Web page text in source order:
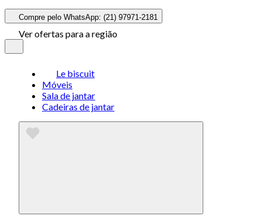
Compre pelo WhatsApp: (21) 97971-2181
Ver ofertas para a região
Le biscuit
Móveis
Sala de jantar
Cadeiras de jantar